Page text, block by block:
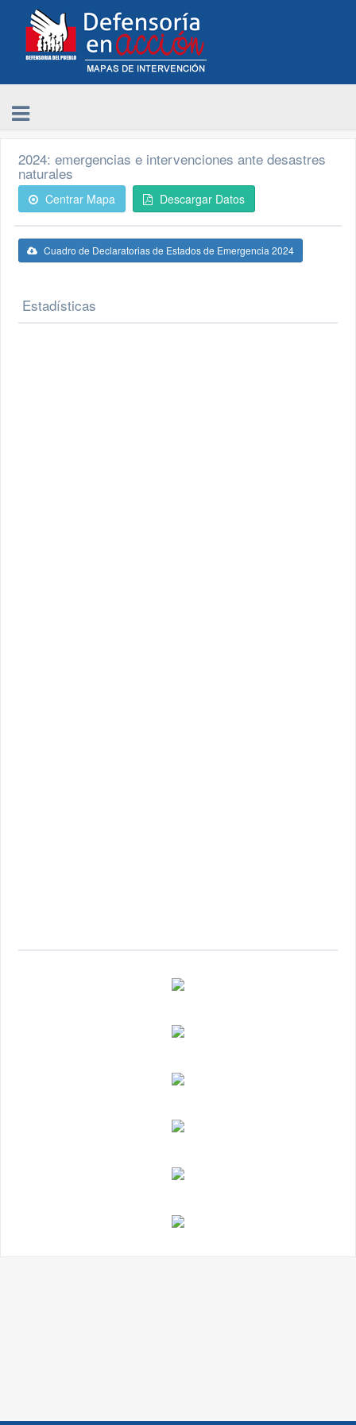
2024: emergencias e intervenciones ante desastres
naturales
Centrar Mapa Descargar Datos
Cuadro de Declaratorias de Estados de Emergencia 2024
Estadísticas